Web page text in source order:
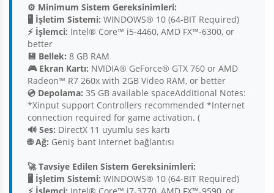
⚙️ Minimum Sistem Gereksinimleri:
🖥️ İşletim Sistemi: WINDOWS® 10 (64-BIT Required)
⚡ İşlemci: Intel® Core™ i5-4460, AMD FX™-6300, or
better
💾 Bellek: 8 GB RAM
🎮 Ekran Kartı: NVIDIA® GeForce® GTX 760 or AMD
Radeon™ R7 260x with 2GB Video RAM, or better
💿 Depolama: 35 GB available spaceAdditional Notes:
*Xinput support Controllers recommended *Internet
connection required for game activation. (
🔊 Ses: DirectX 11 uyumlu ses kartı
🌐 Ağ: Geniş bant internet bağlantısı
🚀 Tavsiye Edilen Sistem Gereksinimleri:
🖥️ İşletim Sistemi: WINDOWS® 10 (64-BIT Required)